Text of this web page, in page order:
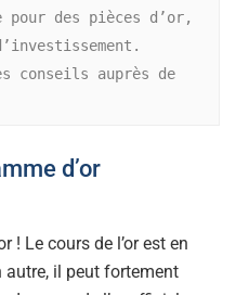
pour des pièces d’or,
conseils auprès de
d’or
! Le cours de l’or est en
autre, il peut fortement